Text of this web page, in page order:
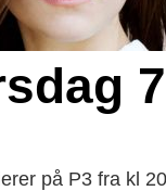
på P3 fra kl